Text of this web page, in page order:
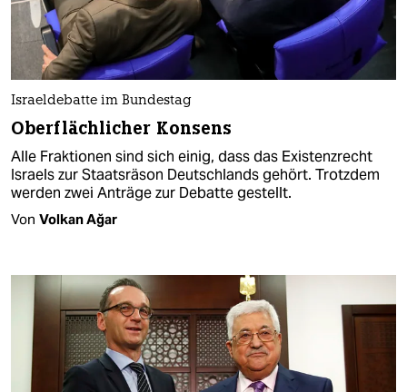
Israeldebatte im Bundestag
Oberflächlicher Konsens
Alle Fraktionen sind sich einig, dass das Existenzrecht
Israels zur Staatsräson Deutschlands gehört. Trotzdem
werden zwei Anträge zur Debatte gestellt.
Von Volkan Ağar